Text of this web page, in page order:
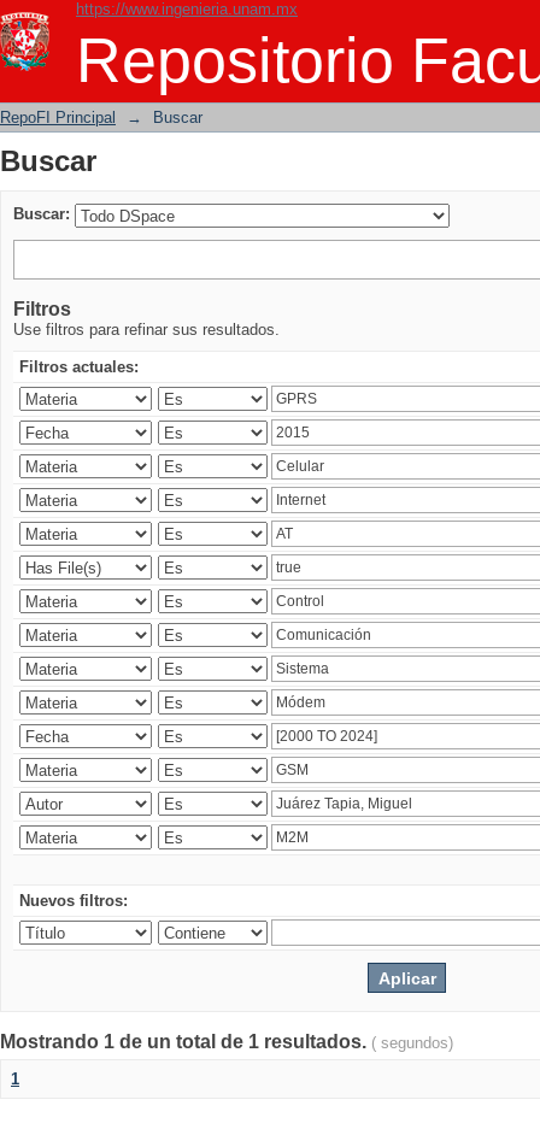
https://www.ingenieria.unam.mx
Repositorio
Buscar
RepoFI Principal → Buscar
Buscar
Buscar:
Filtros
Use filtros para refinar sus resultados.
Filtros actuales:
Nuevos filtros:
Mostrando 1 de un total de 1 resultados. ( segundos)
1